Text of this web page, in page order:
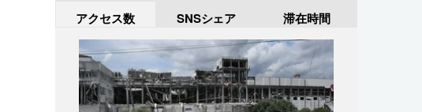
アクセス数 SNSシェア 滞在時間